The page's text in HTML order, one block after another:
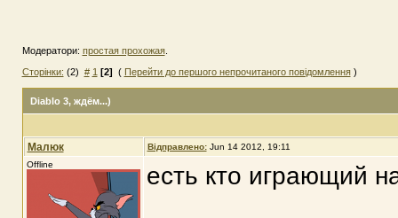
Модератори: простая прохожая.
Сторінки: (2) # 1 [2] ( Перейти до першого непрочитаного повідомлення)
Diablo 3, ждём...)
Малюк Відправлено: Jun 14 2012, 19:11
Offline
есть кто играющий